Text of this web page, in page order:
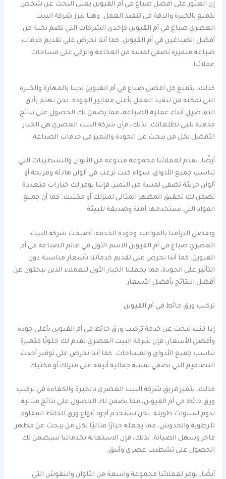
إن العثور على افضل صباغ في أم القيوين يعني البحث عن شخص
يتمتع بالخبرة والدقة في تنفيذ العمل. وهنا تبرز شركة البيت
العصري صباغ في أم القيوين كإحدى الشركات التي تضم نخبة من
أفضل الصباغين في أم القيوين. كما أننا نحرص على تقديم خدمات
صباغة متميزة تضفي لمسة من الفخامة والرقي على مساحات
عملائنا.
كذلك، يتمتع كل افضل صباغ في أم القيوين لدينا بالمهارة والخبرة
التي تمكنه من تنفيذ العمل بأعلى معايير الجودة. نحن نهتم بأدق
التفاصيل أثناء عملية الصباغة، مما يضمن لك الحصول على نتائج
مذهلة تلبي تطلعاتك. لذلك، فإن شركة البيت العصري هي الخيار
الأفضل لكل من يبحث عن الجودة والتميز في خدمات الصباغة.
أيضًا، نقدم لعملائنا مجموعة متنوعة من الألوان والتشطيبات التي
تناسب جميع الأذواق. سواء كنت ترغب في ألوان هادئة ومريحة أو
ألوان جريئة تضفي لمسة من التميز، فإننا نوفر لك خيارات متعددة
تضمن لك تحقيق المظهر المثالي لمنزلك أو مكتبك. كما أن جميع
المواد التي نستخدمها آمنة وصديقة للبيئة.
وبفضل التزامنا بالمواعيد وجودة الخدمة، أصبحت شركة البيت
العصري صباغ في أم القيوين الاسم الأول في عالم الصباغة في أم
القيوين. كما أننا نحرص على تقديم خدماتنا بأسعار مناسبة دون
التأثير على الجودة، مما يجعلنا الخيار الأول للعملاء الذين يبحثون عن
أفضل النتائج بأفضل الأسعار.
تركيب ورق حائط في أم القيوين
إذا كنت تبحث عن خدمة تركيب ورق حائط في أم القيوين بأعلى جودة
وأفضل الأسعار، فإن شركة البيت العصري تقدم لك حلولًا متميزة
تناسب جميع الأذواق والمساحات. كما أننا نحرص على توفير أحدث
التصاميم التي تضفي لمسة جمالية أنيقة على منزلك أو مكتبك.
كذلك، يتميز فريق شركة البيت العصري بالخبرة والكفاءة في تركيب
ورق حائط في أم القيوين، مما يضمن لك الحصول على نتائج مثالية
تدوم لسنوات طويلة. نحن نستخدم أجود أنواع ورق الحائط المقاوم
للرطوبة والخدوش، مما يجعله خيارًا مثاليًا لكل من يبحث عن مظهر
فاخر وسهل الصيانة. لذلك، فإن الاستعانة بخدماتنا سيضمن لك
الحصول على تشطيب عصري وأنيق.
أيضًا، نوفر لعملائنا مجموعة واسعة من الألوان والنقوش التي